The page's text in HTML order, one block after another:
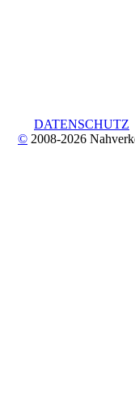
DATENSCHUTZ
© 2008-2026